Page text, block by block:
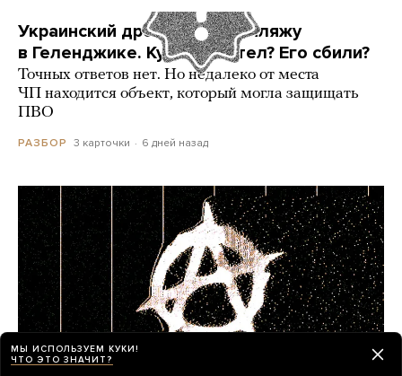
Украинский дрон попал по пляжу
в Геленджике. Куда он летел? Его сбили?
Точных ответов нет. Но недалеко от места
ЧП находится объект, который могла защищать
ПВО
РАЗБОР 3 карточки 6 дней назад
МЫ ИСПОЛЬЗУЕМ КУКИ!
ЧТО ЭТО ЗНАЧИТ?